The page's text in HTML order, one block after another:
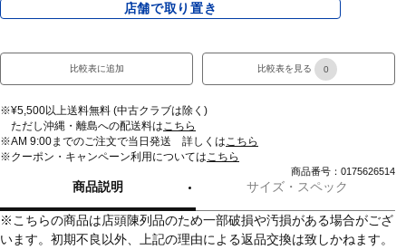
店舗で取り置き
比較表に追加 比較表を見る 0
※¥5,500以上送料無料 (中古クラブは除く)
ただし沖縄・離島への配送料はこちら
※AM 9:00までのご注文で当日発送 詳しくはこちら
※クーポン・キャンペーン利用についてはこちら
商品番号：0175626514
商品説明 サイズ・スペック
※こちらの商品は店頭陳列品のため一部破損や汚損がある場合がござ
います。初期不良以外、上記の理由による返品交換は致しかねます。